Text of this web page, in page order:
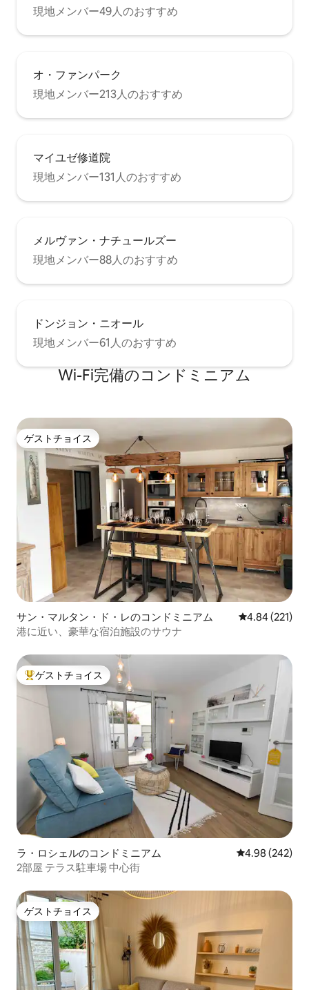
現地メンバー49人のおすすめ
オ・ファンパーク
現地メンバー213人のおすすめ
マイユゼ修道院
現地メンバー131人のおすすめ
メルヴァン・ナチュールズー
現地メンバー88人のおすすめ
ドンジョン・ニオール
現地メンバー61人のおすすめ
Wi-Fi完備のコンドミニアム
ゲストチョイス
ゲストチョイス
サン・マルタン・ド・レのコンドミニアム レビュー221
4.84 (221)
港に近い、豪華な宿泊施設のサウナ
大好評のゲストチョイスです。
ゲストチョイス
ラ・ロシェルのコンドミニアム レビュー242
4.98 (242)
2部屋 テラス駐車場 中心街
ゲストチョイス
ゲストチョイス